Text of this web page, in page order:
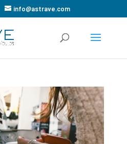
info@astrave.com